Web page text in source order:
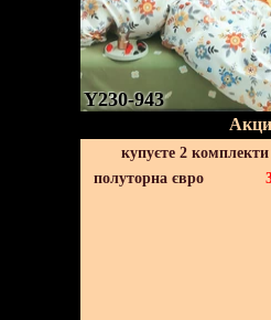
Y230-943
купуєте 2
полуторна євро